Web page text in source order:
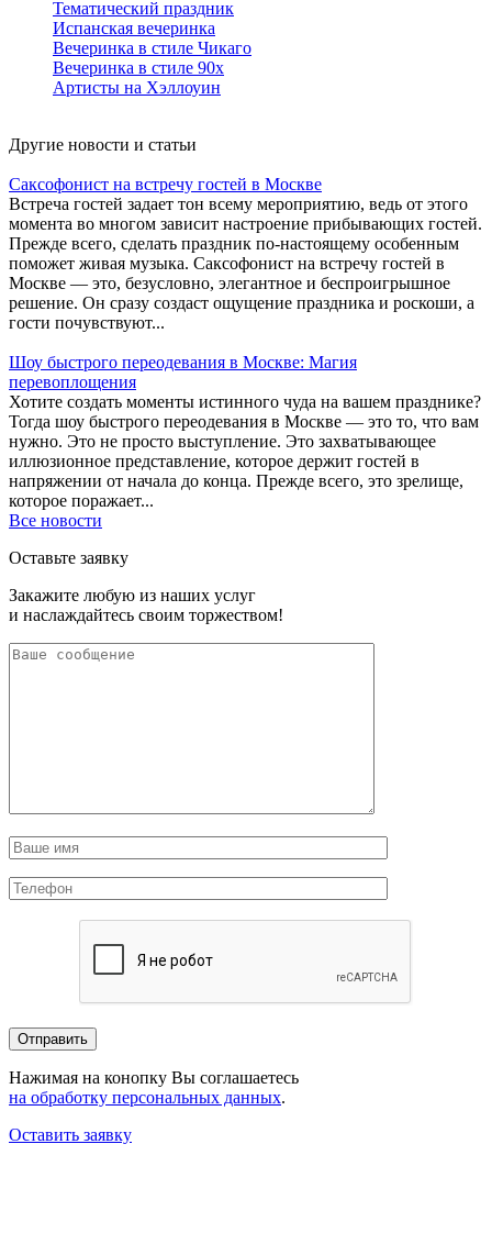
Тематический праздник
Испанская вечеринка
Вечеринка в стиле Чикаго
Вечеринка в стиле 90х
Артисты на Хэллоуин
Другие новости и статьи
Саксофонист на встречу гостей в Москве
Встреча гостей задает тон всему мероприятию, ведь от этого
момента во многом зависит настроение прибывающих гостей.
Прежде всего, сделать праздник по-настоящему особенным
поможет живая музыка. Саксофонист на встречу гостей в
Москве — это, безусловно, элегантное и беспроигрышное
решение. Он сразу создаст ощущение праздника и роскоши, а
гости почувствуют...
Шоу быстрого переодевания в Москве: Магия
перевоплощения
Хотите создать моменты истинного чуда на вашем празднике?
Тогда шоу быстрого переодевания в Москве — это то, что вам
нужно. Это не просто выступление. Это захватывающее
иллюзионное представление, которое держит гостей в
напряжении от начала до конца. Прежде всего, это зрелище,
которое поражает...
Все новости
Оставьте заявку
Закажите любую из наших услуг
и наслаждайтесь своим торжеством!
Нажимая на конопку Вы соглашаетесь
на обработку персональных данных.
Оставить заявку